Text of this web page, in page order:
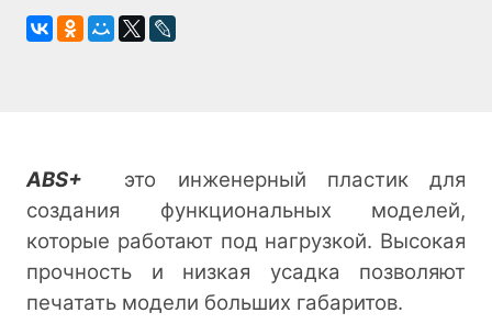
ABS+ это инженерный пластик для
создания функциональных моделей,
которые работают под нагрузкой. Высокая
прочность и низкая усадка позволяют
печатать модели больших габаритов.